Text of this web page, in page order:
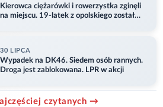
Kierowca ciężarówki i rowerzystka zginęli
na miejscu. 19-latek z opolskiego został
30 LIPCA
Wypadek na DK46. Siedem osób rannych.
Droga jest zablokowana. LPR w akcji
czytanych →